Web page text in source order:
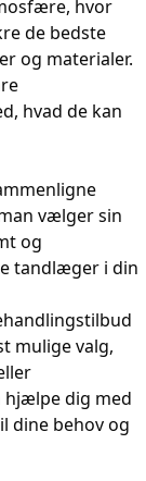
hvor
de bedste
og materialer.
hvad de kan
vælger sin
og
tandlæger i din
mulige valg,
hjælpe dig med
dine behov og